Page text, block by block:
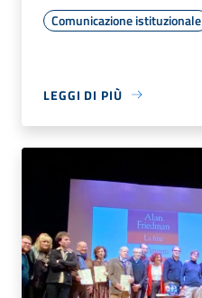
Comunicazione istituzionale
LEGGI DI PIÙ